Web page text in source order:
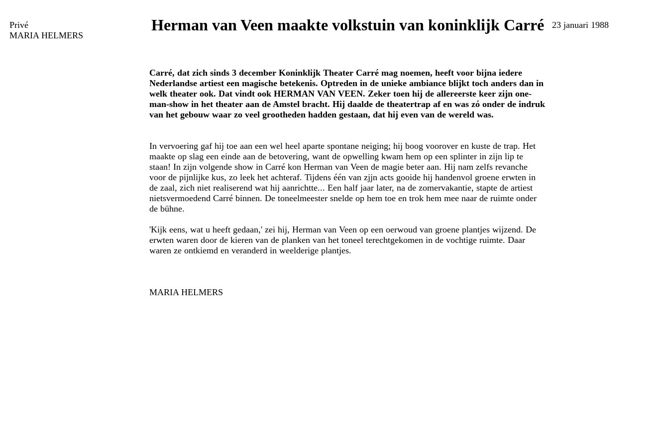
Privé
MARIA HELMERS
Herman van Veen maakte volkstuin van koninklijk Carré 23 januari 1988
Carré, dat zich sinds 3 december Koninklijk Theater Carré mag noemen, heeft voor bijna iedere
Nederlandse artiest een magische betekenis. Optreden in de unieke ambiance blijkt toch anders dan in
welk theater ook. Dat vindt ook HERMAN VAN VEEN. Zeker toen hij de allereerste keer zijn one-
man-show in het theater aan de Amstel bracht. Hij daalde de theatertrap af en was zó onder de indruk
van het gebouw waar zo veel grootheden hadden gestaan, dat hij even van de wereld was.
In vervoering gaf hij toe aan een wel heel aparte spontane neiging; hij boog voorover en kuste de trap. Het
maakte op slag een einde aan de betovering, want de opwelling kwam hem op een splinter in zijn lip te
staan! In zijn volgende show in Carré kon Herman van Veen de magie beter aan. Hij nam zelfs revanche
voor de pijnlijke kus, zo leek het achteraf. Tijdens één van zjjn acts gooide hij handenvol groene erwten in
de zaal, zich niet realiserend wat hij aanrichtte... Een half jaar later, na de zomervakantie, stapte de artiest
nietsvermoedend Carré binnen. De toneelmeester snelde op hem toe en trok hem mee naar de ruimte onder
de bühne.
'Kijk eens, wat u heeft gedaan,' zei hij, Herman van Veen op een oerwoud van groene plantjes wijzend. De
erwten waren door de kieren van de planken van het toneel terechtgekomen in de vochtige ruimte. Daar
waren ze ontkiemd en veranderd in weelderige plantjes.
MARIA HELMERS